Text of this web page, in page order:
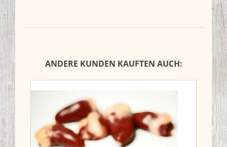
ANDERE KUNDEN KAUFTEN AUCH: